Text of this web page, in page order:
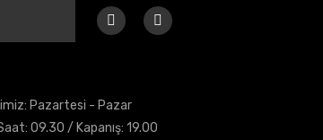
Pazartesi - Pazar
09.30 / Kapanış: 19.00